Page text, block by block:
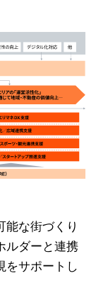
能な街づくり
ルダーと連携
をサポートし